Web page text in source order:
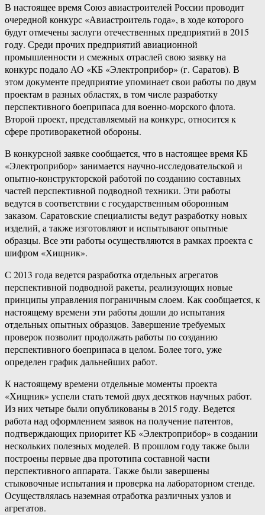
В настоящее время Союз авиастроителей России проводит
очередной конкурс «Авиастроитель года», в ходе которого
будут отмечены заслуги отечественных предприятий в 2015
году. Среди прочих предприятий авиационной
промышленности и смежных отраслей свою заявку на
конкурс подало АО «КБ «Электроприбор» (г. Саратов). В
этом документе предприятие упоминает свои работы по двум
проектам в разных областях, в том числе разработку
перспективного боеприпаса для военно-морского флота.
Второй проект, представляемый на конкурс, относится к
сфере противоракетной обороны.
В конкурсной заявке сообщается, что в настоящее время КБ
«Электроприбор» занимается научно-исследовательской и
опытно-конструкторской работой по созданию составных
частей перспективной подводной техники. Эти работы
ведутся в соответствии с государственным оборонным
заказом. Саратовские специалисты ведут разработку новых
изделий, а также изготовляют и испытывают опытные
образцы. Все эти работы осуществляются в рамках проекта с
шифром «Хищник».
С 2013 года ведется разработка отдельных агрегатов
перспективной подводной ракеты, реализующих новые
принципы управления пограничным слоем. Как сообщается, к
настоящему времени эти работы дошли до испытания
отдельных опытных образцов. Завершение требуемых
проверок позволит продолжать работы по созданию
перспективного боеприпаса в целом. Более того, уже
определен график дальнейших работ.
К настоящему времени отдельные моменты проекта
«Хищник» успели стать темой двух десятков научных работ.
Из них четыре были опубликованы в 2015 году. Ведется
работа над оформлением заявок на получение патентов,
подтверждающих приоритет КБ «Электроприбор» в создании
нескольких полезных моделей. В прошлом году также были
построены первые два прототипа составной части
перспективного аппарата. Также были завершены
стыковочные испытания и проверка на лабораторном стенде.
Осуществлялась наземная отработка различных узлов и
агрегатов.